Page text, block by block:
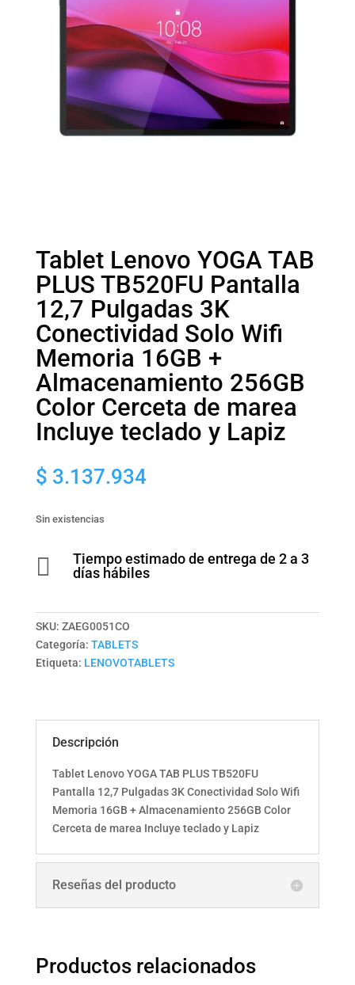
Tablet Lenovo YOGA TAB
PLUS TB520FU Pantalla
12,7 Pulgadas 3K
Conectividad Solo Wifi
Memoria 16GB +
Almacenamiento 256GB
Color Cerceta de marea
Incluye teclado y Lapiz
$ 3.137.934
Sin existencias

Tiempo estimado de entrega de 2 a 3
días hábiles
SKU: ZAEG0051CO
Categoría: TABLETS
Etiqueta: LENOVOTABLETS
Descripción
Tablet Lenovo YOGA TAB PLUS TB520FU
Pantalla 12,7 Pulgadas 3K Conectividad Solo Wifi
Memoria 16GB + Almacenamiento 256GB Color
Cerceta de marea Incluye teclado y Lapiz
Reseñas del producto
Productos relacionados